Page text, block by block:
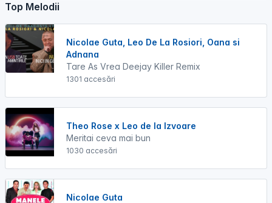
Top Melodii
Nicolae Guta, Leo De La Rosiori, Oana si
Adnana
Tare As Vrea Deejay Killer Remix
1301 accesări
Theo Rose x Leo de la Izvoare
Meritai ceva mai bun
1030 accesări
Nicolae Guta